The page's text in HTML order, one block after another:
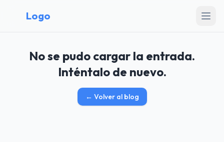
Logo
No se pudo cargar la entrada.
Inténtalo de nuevo.
← Volver al blog